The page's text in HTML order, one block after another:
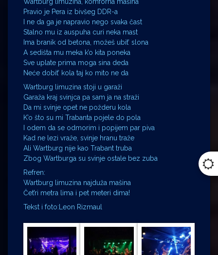
Pravio je Pera iz bivšeg DDR-a
I ne da ga je napravio nego svaka čast
Stalno mu iz auspuha curi neka mast
Ima branik od betona, možeš ubit’ slona
A sedišta mu meka k’o kita poneka
Sve uplate prima moga sina deda
Neće dobit’ kola taj ko mito ne da
Wartburg limuzina stoji u garaži
Garaža kraj svinjca pa sam ja na straži
Da mi svinje opet ne požderu kola
K’o što su mi Trabanta pojele do pola
I odem da se odmorim i popijem par piva
Kad ne lezi vraže, svinje hranu traže
Ali Wartburg nije kao Trabant truba
Zbog Wartburga su svinje ostale bez zuba
Refren:
Wartburg limuzina najduža mašina
Čet’ri metra lima i pet meteri dima!
Tekst i foto:Leon Rizmaul